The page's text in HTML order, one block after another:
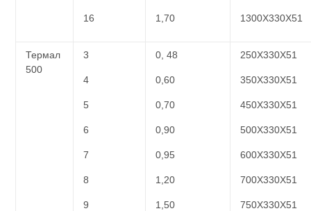
16 1,70 1300Х330Х51
Термал
500
3
4
5
6
7
8
9
0, 48
0,60
0,70
0,90
0,95
1,20
1,50
250Х330Х51
350Х330Х51
450Х330Х51
500Х330Х51
600Х330Х51
700Х330Х51
750Х330Х51